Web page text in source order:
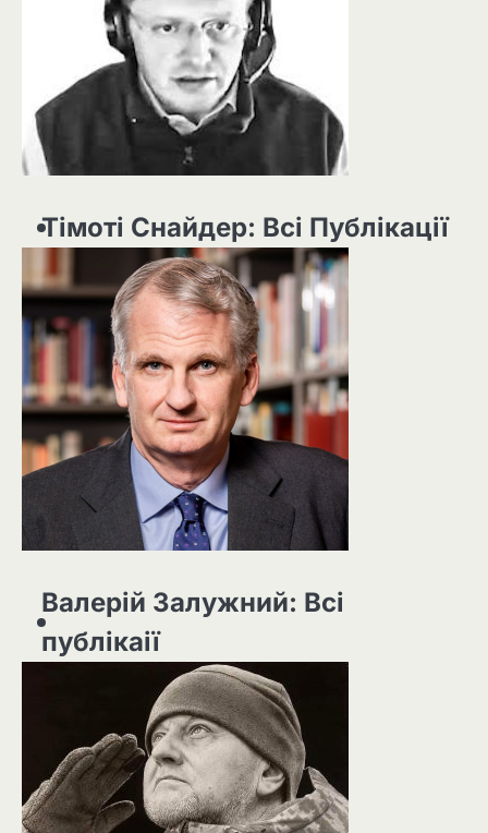
Тімоті Снайдер: Всі Публікації
Валерій Залужний: Всі
публікаії